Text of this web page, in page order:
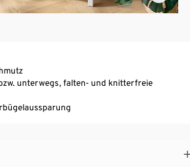
unterwegs, falten- und knitterfreie